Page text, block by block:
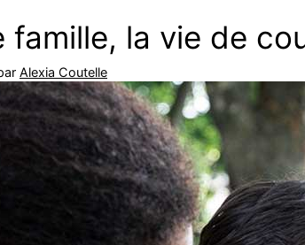
famille, la vie de
Alexia Coutelle